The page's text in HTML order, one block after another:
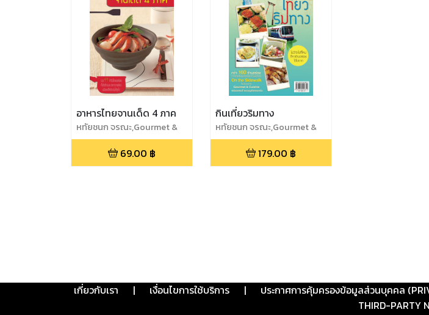
อาหารไทยจานเด็ด 4 ภาค
หทัยชนก จรณะ,Gourmet &
Cuisine
69.00 ฿
กินเที่ยวริมทาง
หทัยชนก จรณะ,Gourmet &
Cuisine
179.00 ฿
เกี่ยวกับเรา | เงื่อนไขการใช้บริการ | ประกาศการคุ้มครองข้อมูลส่วนบุคคล
THIRD-PARTY